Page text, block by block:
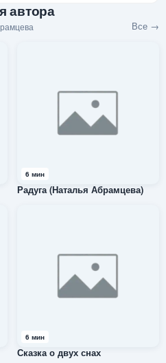
автора
Все →
6 мин
Радуга (Наталья Абрамцева)
6 мин
Сказка о двух снах